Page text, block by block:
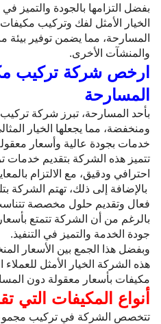
بفضل التزامها بالجودة والتميز
الخيار الأمثل لفك وتركيب
المسارحة، مما يضمن توفير بيئة
والمنشآت الأخرى.
ارخص شركة تركيب
المسارحة
بأحد المسارحة، تبرز شركة
ومنخفضة، مما يجعلها الخيار
خدمات بجودة عالية وأسعار
تتميز هذه الشركة بتقديم خدمات
احترافي ودقيق، مع الالتزام
بالإضافة إلى ذلك، تهتم الشركة
فعال وتقديم حلول مخصصة تتناسب
بالرغم من أن الشركة تتمتع بأسعار
جودة الخدمة والتميز في التنفيذ.
وبفضل هذا الجمع بين الأسعار
هذه الشركة الخيار الأمثل
مكيفات بأسعار معقولة دون
أنواع المكيفات التي
تتخصص الشركة في تركيب